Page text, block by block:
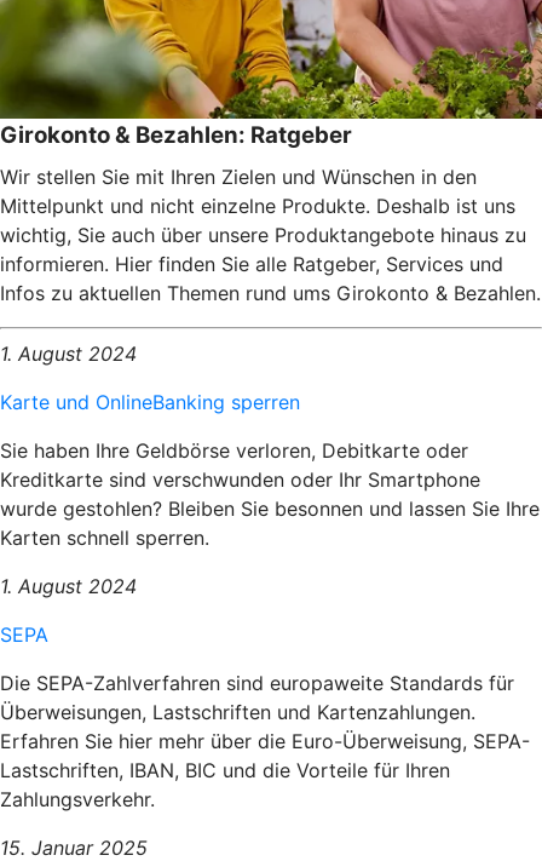
Girokonto & Bezahlen: Ratgeber
Wir stellen Sie mit Ihren Zielen und Wünschen in den
Mittelpunkt und nicht einzelne Produkte. Deshalb ist uns
wichtig, Sie auch über unsere Produktangebote hinaus zu
informieren. Hier finden Sie alle Ratgeber, Services und
Infos zu aktuellen Themen rund ums Girokonto & Bezahlen.
1. August 2024
Karte und OnlineBanking sperren
Sie haben Ihre Geldbörse verloren, Debitkarte oder
Kreditkarte sind verschwunden oder Ihr Smartphone
wurde gestohlen? Bleiben Sie besonnen und lassen Sie Ihre
Karten schnell sperren.
1. August 2024
SEPA
Die SEPA-Zahlverfahren sind europaweite Standards für
Überweisungen, Lastschriften und Kartenzahlungen.
Erfahren Sie hier mehr über die Euro-Überweisung, SEPA-
Lastschriften, IBAN, BIC und die Vorteile für Ihren
Zahlungsverkehr.
15. Januar 2025